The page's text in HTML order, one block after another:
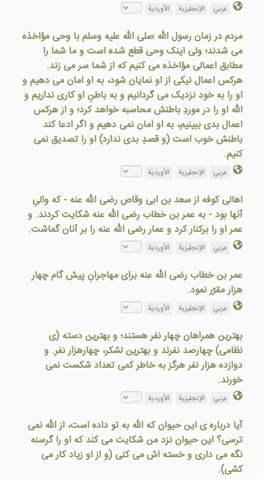
عربي الإنجليزية الأوردية
مردم در زمان رسول الله صلى الله عليه وسلم با وحی مؤاخذه
می شدند؛ ولی اينک وحی قطع شده است و ما شما را
مطابق اعمالی مؤاخذه می کنيم که از شما سر می زند.
هرکس اعمال نيکی از او نمايان شود، به او امان می دهيم و
او را به خود نزديک می گردانيم و به باطنِ او کاری نداريم و
الله او را در موردِ باطنش محاسبه خواهد کرد؛ و از هرکس
اعمال بدی ببينيم، به او امان نمی دهيم و اگر ادعا کند
باطنش خوب است (و قصدِ بدی ندارد) او را تصديق نمی
کنيم.
عربي الإنجليزية الأوردية
اهالی کوفه از سعد بن ابی وقاص رضی الله عنه - که والیِ
آنها بود - به عمر بن خطاب رضی الله عنه شکايت کردند. و
عمر او را برکنار کرد و عمار رضی الله عنه را بر آنان گماشت.
عربي الإنجليزية الأوردية
عمر بن خطاب رضی الله عنه برای مهاجرانِ پيش گام چهار
هزار مقرّر نمود.
عربي الإنجليزية الأوردية
بهترين همراهان چهار نفر هستند؛ و بهترين دسته (ی
نظامی) چهارصد نفرند و بهترين لشکر، چهارهزار نفر. و
دوازده هزار نفر هرگز به خاطر کمی تعداد شکست نمی
خورند.
عربي الإنجليزية الأوردية
آيا درباره ی اين حيوان که الله به تو داده است، از الله نمی
ترسی؟ اين حيوان نزد من شکايت می کند که او را گرسنه
نگه می داری و خسته اش می کنی (و از او زياد کار می
کشی).